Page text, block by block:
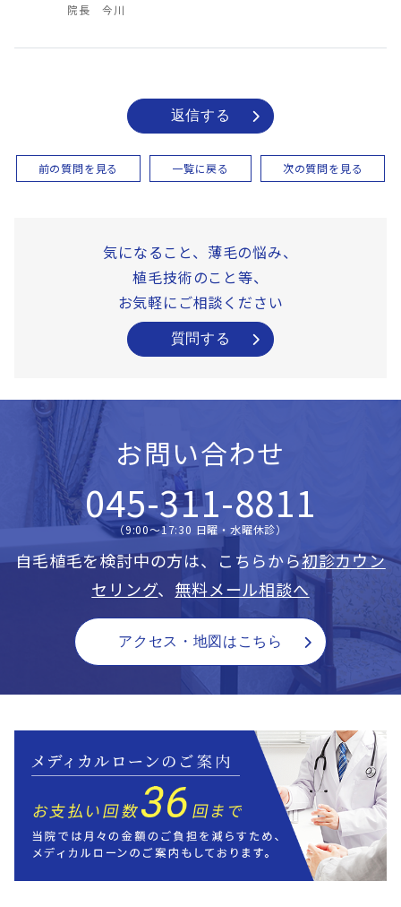
院長 今川
返信する
前の質問を見る 一覧に戻る 次の質問を見る
気になること、薄毛の悩み、
植毛技術のこと等、
お気軽にご相談ください
質問する
お問い合わせ
045-311-8811
（9:00〜17:30 日曜・水曜休診）
自毛植毛を検討中の方は、こちらから初診カウン
セリング、 無料メール相談へ
アクセス・地図はこちら